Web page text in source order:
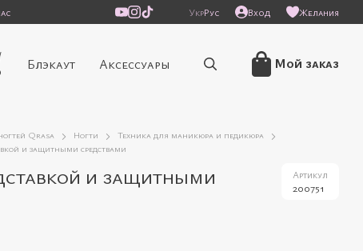
УкрРус Вход Желания
Блэкаут Аксессуары Мой заказ
Qrasa Ногти
Техника для маникюра и педикюра
и защитными средствами
и защитными
Артикул
200751